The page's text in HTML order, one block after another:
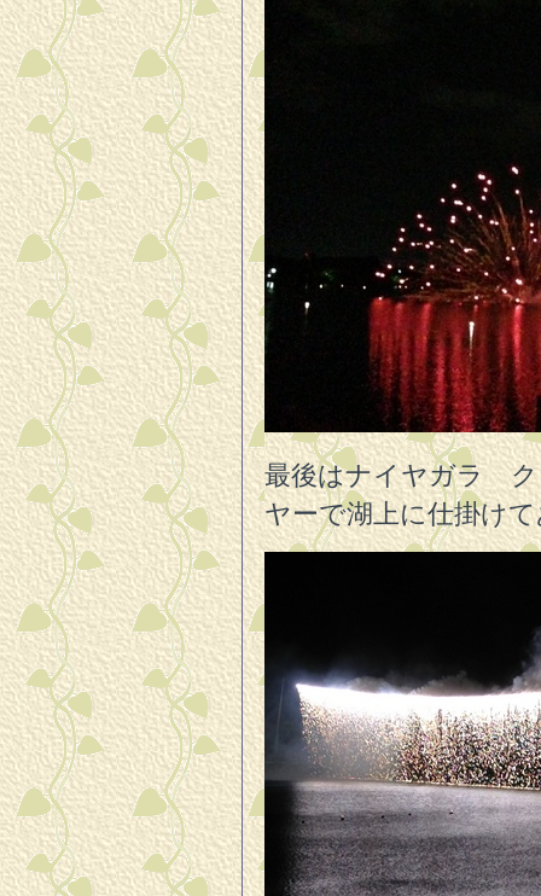
最後はナイヤガラ ク
ヤーで湖上に仕掛け